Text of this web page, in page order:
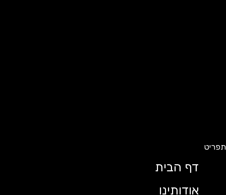
דף הבית
אודותינו